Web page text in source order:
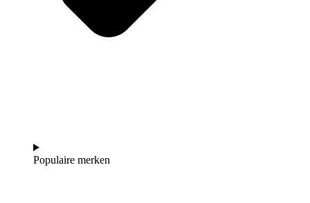
Populaire merken